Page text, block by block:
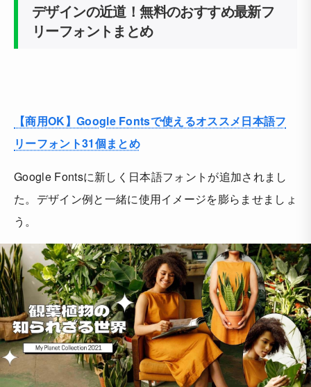
デザインの近道！無料のおすすめ最新フ
リーフォントまとめ
【商用OK】Google Fontsで使えるオススメ日本語フ
リーフォント31個まとめ
Google Fontsに新しく日本語フォントが追加されまし
た。デザイン例と一緒に使用イメージを膨らませましょ
う。